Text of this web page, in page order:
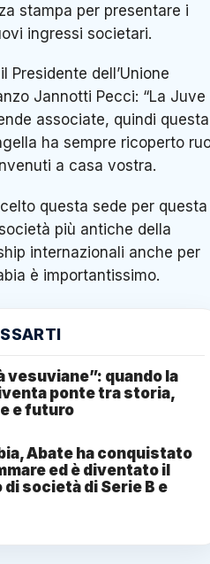
stampa per presentare i
ingressi societari.
Presidente dell’Unione
Jannotti Pecci: “La Juve
associate, quindi questa
ha sempre ricoperto
a casa vostra.
questa sede per questa
più antiche della
internazionali anche per
è importantissimo.
vesuviane”: quando la
ponte tra storia,
e futuro
Abate ha conquistato
ed è diventato il
società di Serie B e